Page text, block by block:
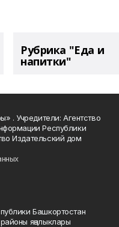
Рубрика "Еда и
напитки"
. Учредители: Агентство
Республики
Издательский дом
Башкортостан
яңалыклары